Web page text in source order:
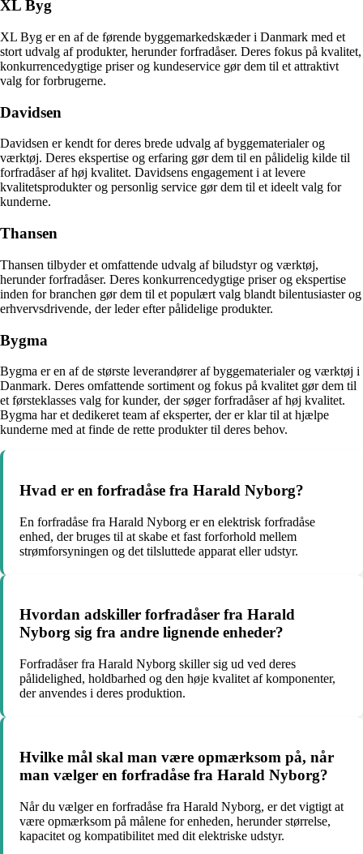
XL Byg
XL Byg er en af de førende byggemarkedskæder i Danmark med et
stort udvalg af produkter, herunder forfradåser. Deres fokus på kvalitet,
konkurrencedygtige priser og kundeservice gør dem til et attraktivt
valg for forbrugerne.
Davidsen
Davidsen er kendt for deres brede udvalg af byggematerialer og
værktøj. Deres ekspertise og erfaring gør dem til en pålidelig kilde til
forfradåser af høj kvalitet. Davidsens engagement i at levere
kvalitetsprodukter og personlig service gør dem til et ideelt valg for
kunderne.
Thansen
Thansen tilbyder et omfattende udvalg af biludstyr og værktøj,
herunder forfradåser. Deres konkurrencedygtige priser og ekspertise
inden for branchen gør dem til et populært valg blandt bilentusiaster og
erhvervsdrivende, der leder efter pålidelige produkter.
Bygma
Bygma er en af de største leverandører af byggematerialer og værktøj i
Danmark. Deres omfattende sortiment og fokus på kvalitet gør dem til
et førsteklasses valg for kunder, der søger forfradåser af høj kvalitet.
Bygma har et dedikeret team af eksperter, der er klar til at hjælpe
kunderne med at finde de rette produkter til deres behov.
Hvad er en forfradåse fra Harald Nyborg?
En forfradåse fra Harald Nyborg er en elektrisk forfradåse
enhed, der bruges til at skabe et fast forforhold mellem
strømforsyningen og det tilsluttede apparat eller udstyr.
Hvordan adskiller forfradåser fra Harald
Nyborg sig fra andre lignende enheder?
Forfradåser fra Harald Nyborg skiller sig ud ved deres
pålidelighed, holdbarhed og den høje kvalitet af komponenter,
der anvendes i deres produktion.
Hvilke mål skal man være opmærksom på, når
man vælger en forfradåse fra Harald Nyborg?
Når du vælger en forfradåse fra Harald Nyborg, er det vigtigt at
være opmærksom på målene for enheden, herunder størrelse,
kapacitet og kompatibilitet med dit elektriske udstyr.